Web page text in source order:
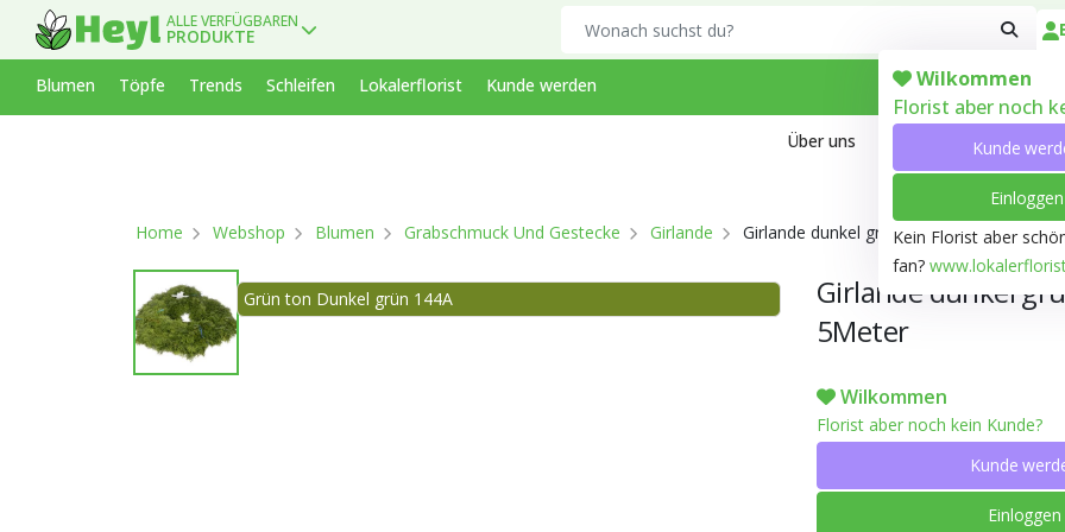
ALLE VERFÜGBAREN
PRODUKTE
Wilkommen
Florist aber noch
Kunde
Einloggen
Kein Florist aber
fan?
Blumen Töpfe Trends Schleifen Lokalerflorist Kunde werden
Über uns Arbeiten bei
Home Webshop Blumen Grabschmuck Und Gestecke Girlande Girlande dunkel grün Thuja rund
Grün ton Dunkel grün 144A
Girlande dunkel
5Meter
Wilkommen
Florist aber noch kein Kunde?
Kunde
Einloggen